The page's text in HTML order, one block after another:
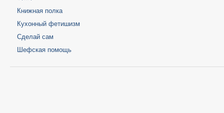
Книжная полка
Кухонный фетишизм
Сделай сам
Шефская помощь